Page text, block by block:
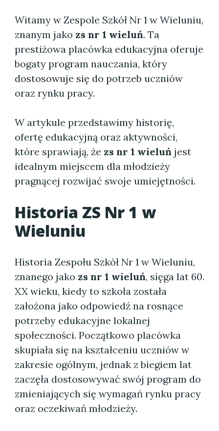
Witamy w Zespole Szkół Nr 1 w Wieluniu,
znanym jako zs nr 1 wieluń. Ta
prestiżowa placówka edukacyjna oferuje
bogaty program nauczania, który
dostosowuje się do potrzeb uczniów
oraz rynku pracy.
W artykule przedstawimy historię,
ofertę edukacyjną oraz aktywności,
które sprawiają, że zs nr 1 wieluń jest
idealnym miejscem dla młodzieży
pragnącej rozwijać swoje umiejętności.
Historia ZS Nr 1 w
Wieluniu
Historia Zespołu Szkół Nr 1 w Wieluniu,
znanego jako zs nr 1 wieluń, sięga lat 60.
XX wieku, kiedy to szkoła została
założona jako odpowiedź na rosnące
potrzeby edukacyjne lokalnej
społeczności. Początkowo placówka
skupiała się na kształceniu uczniów w
zakresie ogólnym, jednak z biegiem lat
zaczęła dostosowywać swój program do
zmieniających się wymagań rynku pracy
oraz oczekiwań młodzieży.